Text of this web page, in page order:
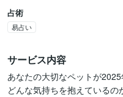
占術
易占い
サービス内容
あなたの大切なペットが2025
どんな気持ちを抱えているの